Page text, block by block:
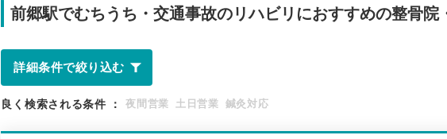
前郷駅でむちうち・交通事故のリハビリにおすすめの整骨院
詳細条件で絞り込む
良く検索される条件 ： 夜間営業 土日営業 鍼灸対応